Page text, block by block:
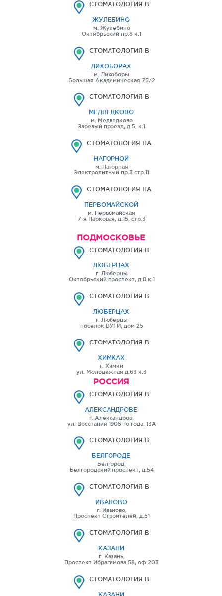
СТОМАТОЛОГИЯ В
ЖУЛЕБИНО
м. Жулебино
Октябрьский пр.8 к.1
СТОМАТОЛОГИЯ В
ЛИХОБОРАХ
м. Лихоборы
Большая Академическая 75/2
СТОМАТОЛОГИЯ В
МЕДВЕДКОВО
м. Медведково
Заревый проезд, д.5, к.1
СТОМАТОЛОГИЯ НА
НАГОРНОЙ
м. Нагорная
Электролитный пр.3 стр.11
СТОМАТОЛОГИЯ НА
ПЕРВОМАЙСКОЙ
м. Первомайская
7-я Парковая, д.15, стр.3
ПОДМОСКОВЬЕ
СТОМАТОЛОГИЯ В
ЛЮБЕРЦАХ
г. Люберцы
Октябрьский проспект, д.8 к.1
СТОМАТОЛОГИЯ В
ЛЮБЕРЦАХ
г. Люберцы
поселок ВУГИ, дом 25
СТОМАТОЛОГИЯ В
ХИМКАХ
г. Химки
ул. Молодёжная д.63 к.3
РОССИЯ
СТОМАТОЛОГИЯ В
АЛЕКСАНДРОВЕ
г. Александров,
ул. Восстания 1905-го года, 13А
СТОМАТОЛОГИЯ В
БЕЛГОРОДЕ
Белгород,
Белгородский проспект, д.54
СТОМАТОЛОГИЯ В
ИВАНОВО
г. Иваново,
Проспект Строителей, д.51
СТОМАТОЛОГИЯ В
КАЗАНИ
г. Казань,
Проспект Ибрагимова 58, оф.203
СТОМАТОЛОГИЯ В
КАЗАНИ